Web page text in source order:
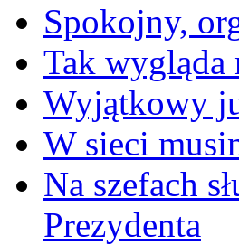
Spokojny,
Tak wygląda
Wyjątkowy
W sieci
Na szefach
Prezydenta